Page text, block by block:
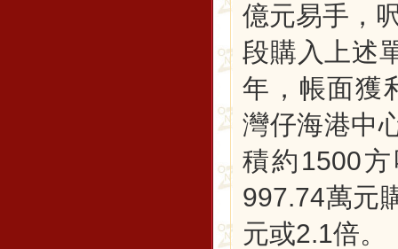
億元易手，
段購入上述
年，帳面獲
灣仔海港中
積約1500
997.74萬元
元或2.1倍。